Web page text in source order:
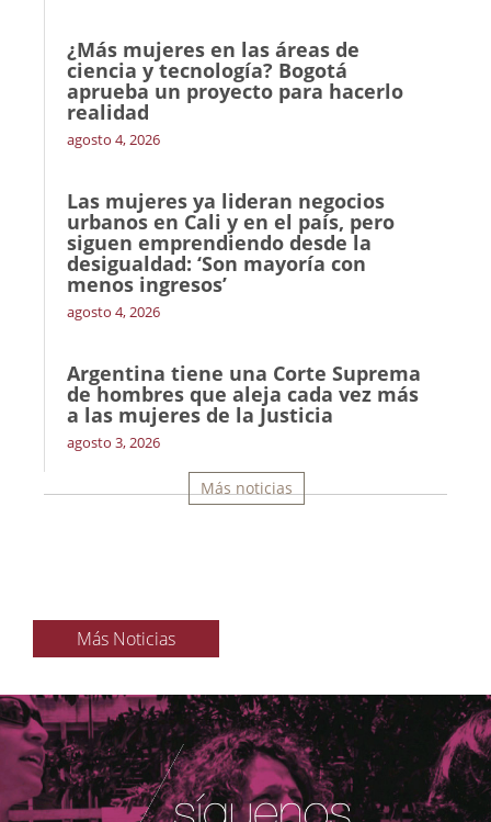
¿Más mujeres en las áreas de
ciencia y tecnología? Bogotá
aprueba un proyecto para hacerlo
realidad
agosto 4, 2026
Las mujeres ya lideran negocios
urbanos en Cali y en el país, pero
siguen emprendiendo desde la
desigualdad: ‘Son mayoría con
menos ingresos’
agosto 4, 2026
Argentina tiene una Corte Suprema
de hombres que aleja cada vez más
a las mujeres de la Justicia
agosto 3, 2026
Más noticias
Más Noticias